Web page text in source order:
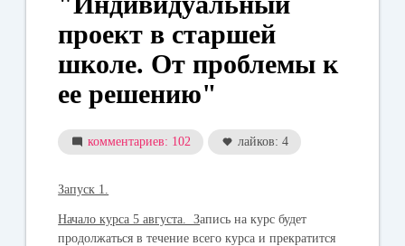
проект в старшей
школе. От проблемы к
ее решению"
комментариев: 102 лайков: 4
Запуск 1.
Начало курса 5 августа. Запись на курс будет
продолжаться в течение всего курса и прекратится